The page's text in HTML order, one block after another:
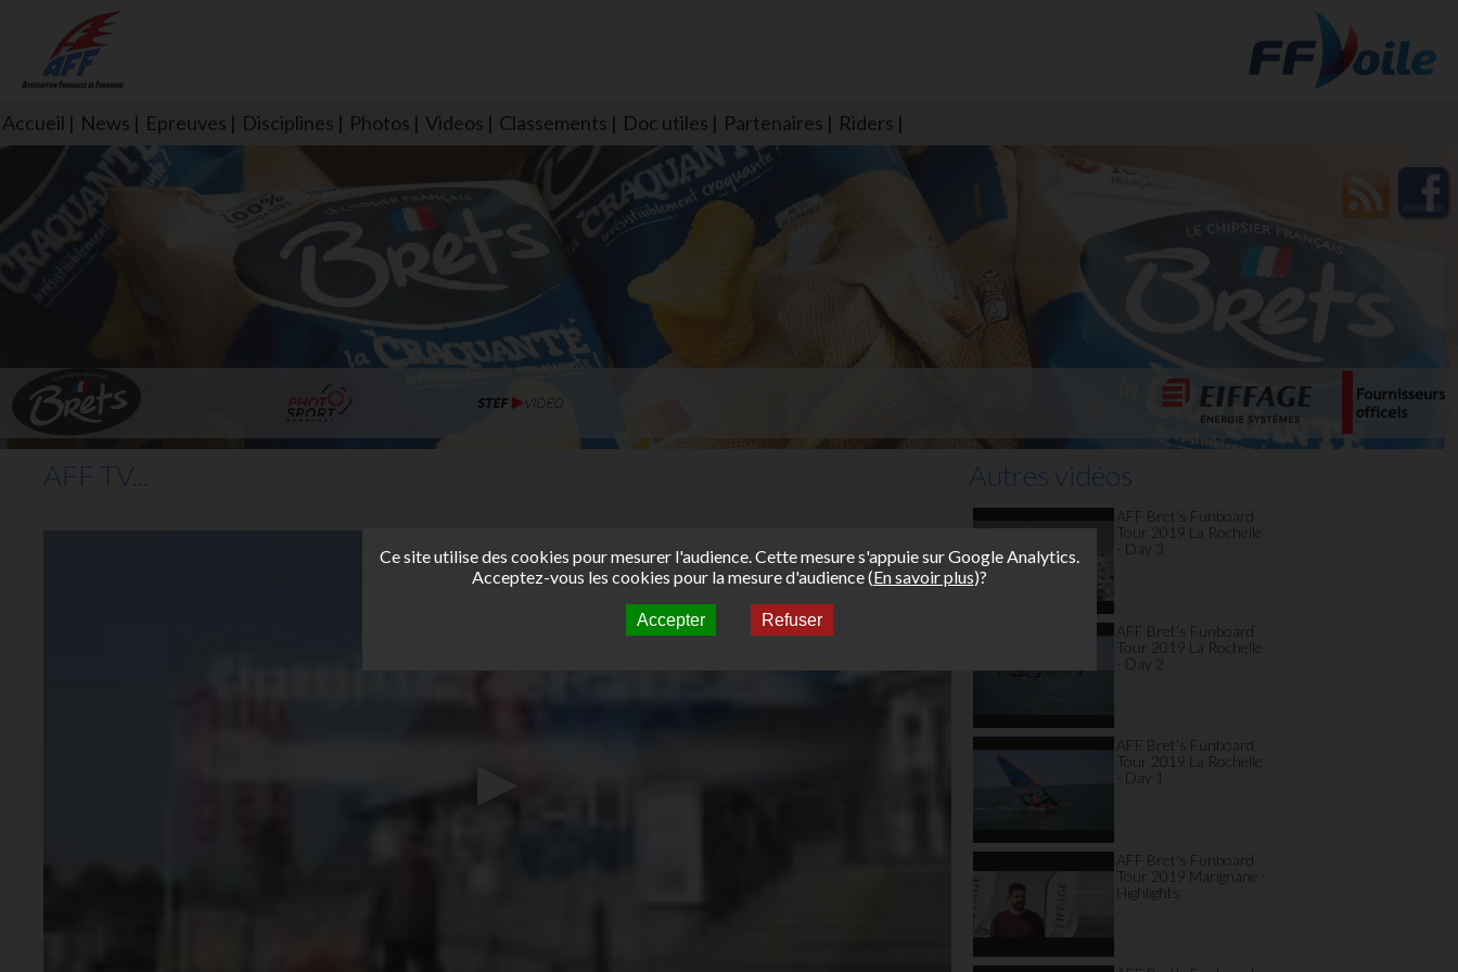
Accueil News Epreuves Disciplines Photos Videos Classements Doc utiles Partenaires Riders
L'aff soutient les SNS253 et SNS604 qui veillent sur nous pour que l'eau salée n'ait jamais le goût des
AFF TV... Autres vidéos
AFF Bret's Funboard
Tour 2019 La Rochelle
- Day 3
AFF Bret's Funboard
Tour 2019 La Rochelle
- Day 2
AFF Bret's Funboard
Tour 2019 La Rochelle
- Day 1
AFF Bret's Funboard
Tour 2019 Marignane -
Highlights
Ce site utilise des cookies pour mesurer l'audience. Cette mesure s'appuie sur Google Analytics.
Acceptez-vous les cookies pour la mesure d'audience (En savoir plus)?
Accepter Refuser